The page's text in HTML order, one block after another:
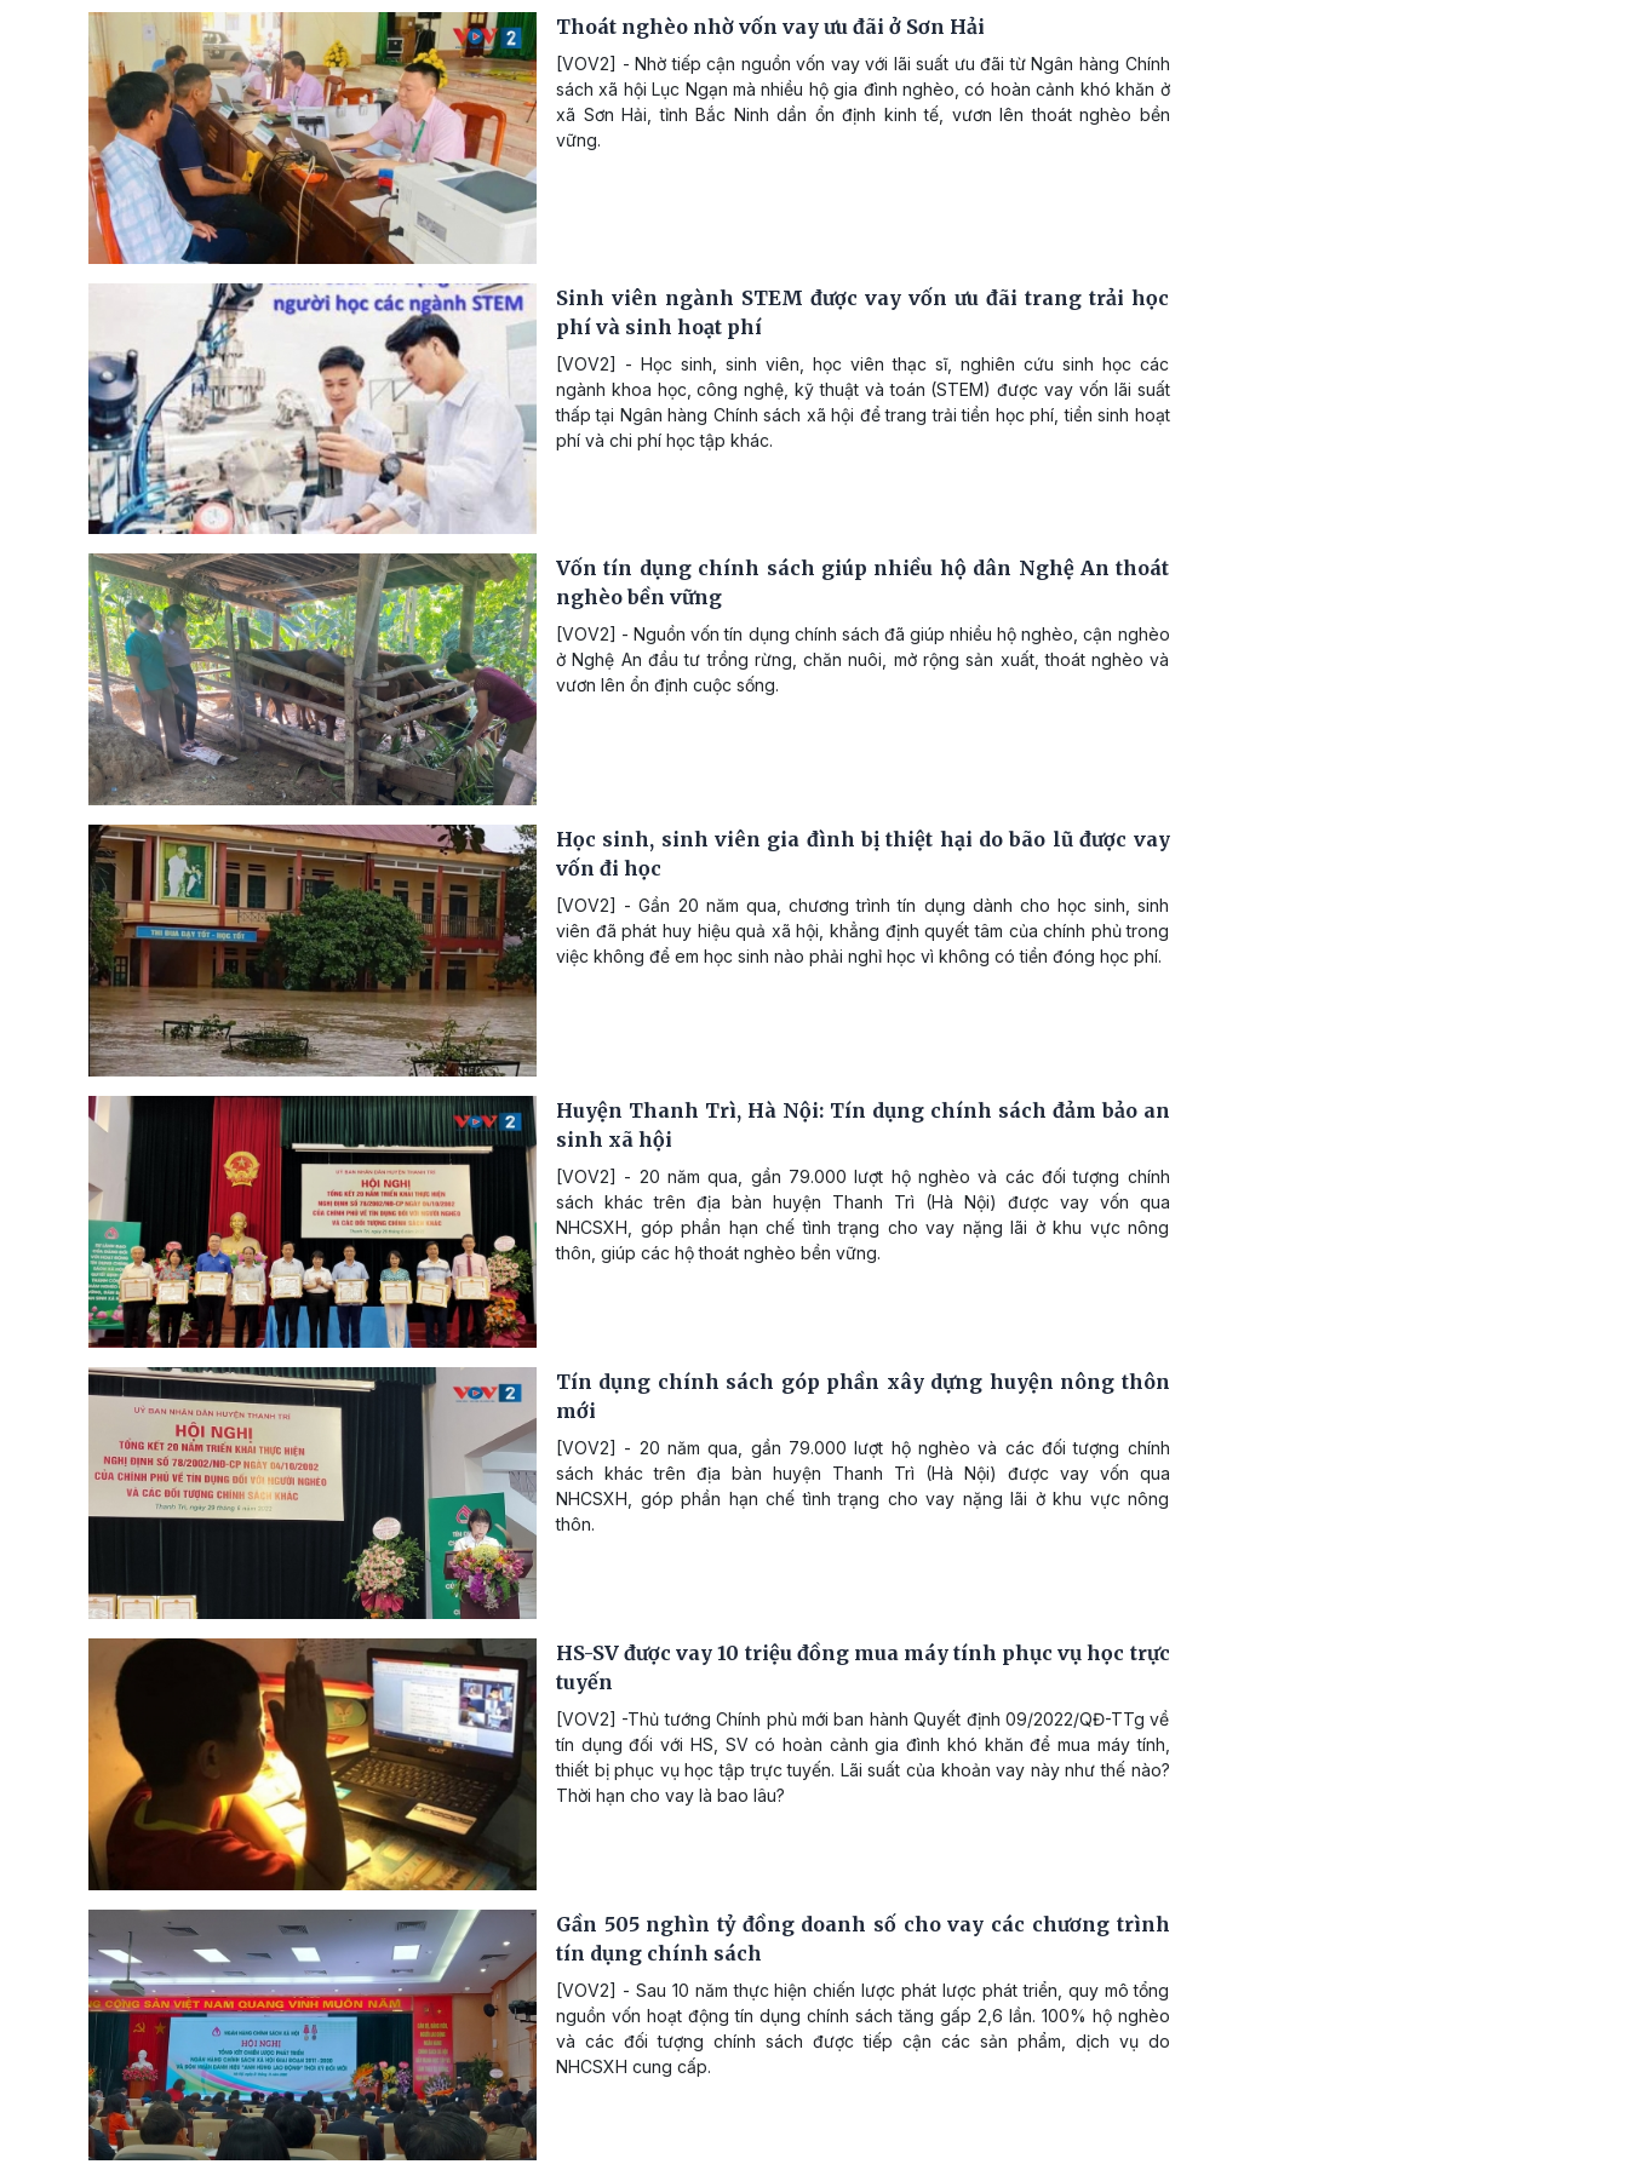
Thoát nghèo nhờ vốn vay ưu đãi ở Sơn Hải
[VOV2] - Nhờ tiếp cận nguồn vốn vay với lãi suất ưu đãi từ Ngân hàng Chính
sách xã hội Lục Ngạn mà nhiều hộ gia đình nghèo, có hoàn cảnh khó khăn ở
xã Sơn Hải, tỉnh Bắc Ninh dần ổn định kinh tế, vươn lên thoát nghèo bền
vững.
Sinh viên ngành STEM được vay vốn ưu đãi trang trải học
phí và sinh hoạt phí
[VOV2] - Học sinh, sinh viên, học viên thạc sĩ, nghiên cứu sinh học các
ngành khoa học, công nghệ, kỹ thuật và toán (STEM) được vay vốn lãi suất
thấp tại Ngân hàng Chính sách xã hội để trang trải tiền học phí, tiền sinh hoạt
phí và chi phí học tập khác.
Vốn tín dụng chính sách giúp nhiều hộ dân Nghệ An thoát
nghèo bền vững
[VOV2] - Nguồn vốn tín dụng chính sách đã giúp nhiều hộ nghèo, cận nghèo
ở Nghệ An đầu tư trồng rừng, chăn nuôi, mở rộng sản xuất, thoát nghèo và
vươn lên ổn định cuộc sống.
Học sinh, sinh viên gia đình bị thiệt hại do bão lũ được vay
vốn đi học
[VOV2] - Gần 20 năm qua, chương trình tín dụng dành cho học sinh, sinh
viên đã phát huy hiệu quả xã hội, khẳng định quyết tâm của chính phủ trong
việc không để em học sinh nào phải nghỉ học vì không có tiền đóng học phí.
Huyện Thanh Trì, Hà Nội: Tín dụng chính sách đảm bảo an
sinh xã hội
[VOV2] - 20 năm qua, gần 79.000 lượt hộ nghèo và các đối tượng chính
sách khác trên địa bàn huyện Thanh Trì (Hà Nội) được vay vốn qua
NHCSXH, góp phần hạn chế tình trạng cho vay nặng lãi ở khu vực nông
thôn, giúp các hộ thoát nghèo bền vững.
Tín dụng chính sách góp phần xây dựng huyện nông thôn
mới
[VOV2] - 20 năm qua, gần 79.000 lượt hộ nghèo và các đối tượng chính
sách khác trên địa bàn huyện Thanh Trì (Hà Nội) được vay vốn qua
NHCSXH, góp phần hạn chế tình trạng cho vay nặng lãi ở khu vực nông
thôn.
HS-SV được vay 10 triệu đồng mua máy tính phục vụ học trực
tuyến
[VOV2] -Thủ tướng Chính phủ mới ban hành Quyết định 09/2022/QĐ-TTg về
tín dụng đối với HS, SV có hoàn cảnh gia đình khó khăn để mua máy tính,
thiết bị phục vụ học tập trực tuyến. Lãi suất của khoản vay này như thế nào?
Thời hạn cho vay là bao lâu?
Gần 505 nghìn tỷ đồng doanh số cho vay các chương trình
tín dụng chính sách
[VOV2] - Sau 10 năm thực hiện chiến lược phát lược phát triển, quy mô tổng
nguồn vốn hoạt động tín dụng chính sách tăng gấp 2,6 lần. 100% hộ nghèo
và các đối tượng chính sách được tiếp cận các sản phẩm, dịch vụ do
NHCSXH cung cấp.